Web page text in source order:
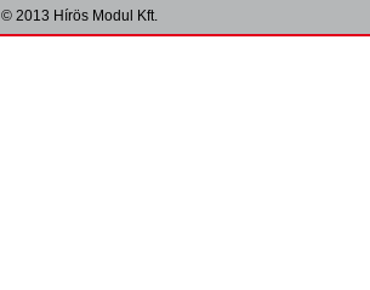
© 2013 Hírös Modul Kft.